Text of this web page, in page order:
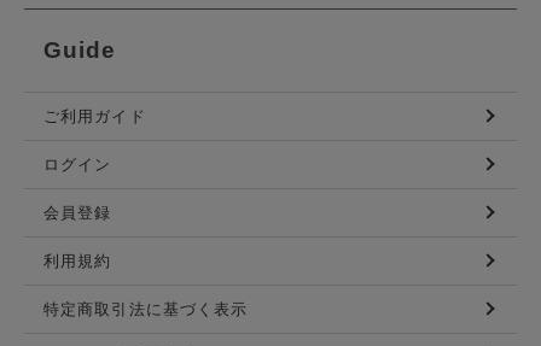
Guide
ご利用ガイド
ログイン
会員登録
利用規約
特定商取引法に基づく表示